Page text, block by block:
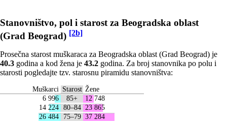
Stanovništvo, pol i starost za Beogradska oblast
(Grad Beograd) [2b]
Prosečna starost muškaraca za Beogradska oblast (Grad Beograd) je
40.3 godina a kod žena je 43.2 godina. Za broj stanovnika po polu i
starosti pogledajte tzv. starosnu piramidu stanovništva:
Muškarci Starost Žene
6 996
85+
12 748
14 224 80–84
23 865
26 484
75–79 37 284